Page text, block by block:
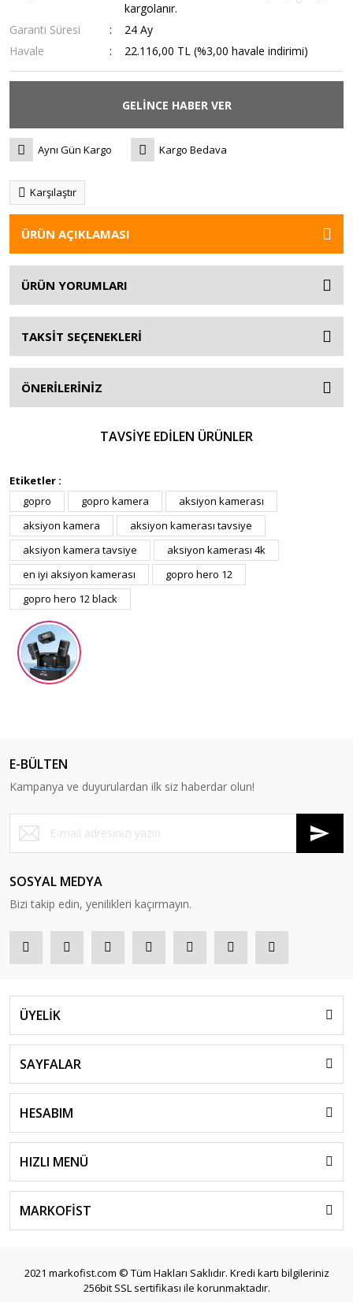
kargolanır.
Garanti Süresi
24 Ay
Havale
22.116,00 TL (%3,00 havale indirimi)
GELİNCE HABER VER
Aynı Gün Kargo Kargo Bedava
Karşılaştır
ÜRÜN AÇIKLAMASI
ÜRÜN YORUMLARI
TAKSİT SEÇENEKLERİ
ÖNERİLERİNİZ
TAVSİYE EDİLEN ÜRÜNLER
Ulanzi
Ulanzi G9-4 Gopro Hero 9 10 11 Vlog Case Plastik Çerçeve
1.000,00 TL
Sanger
Sanger GO181 Gopro Hero 9 10 11 12 Uyumlu Kırmızı Filtre
399,00 TL
Etiketler :
gopro
gopro kamera
aksiyon kamerası
aksiyon kamera
aksiyon kamerası tavsiye
aksiyon kamera tavsiye
aksiyon kamerası 4k
en iyi aksiyon kamerası
gopro hero 12
gopro hero 12 black
E-BÜLTEN
Kampanya ve duyurulardan ilk siz haberdar olun!
SOSYAL MEDYA
Bizi takip edin, yenilikleri kaçırmayın.
ÜYELİK
SAYFALAR
HESABIM
HIZLI MENÜ
MARKOFİST
2021 markofist.com © Tüm Hakları Saklıdır. Kredi kartı bilgileriniz
256bit SSL sertifikası ile korunmaktadır.